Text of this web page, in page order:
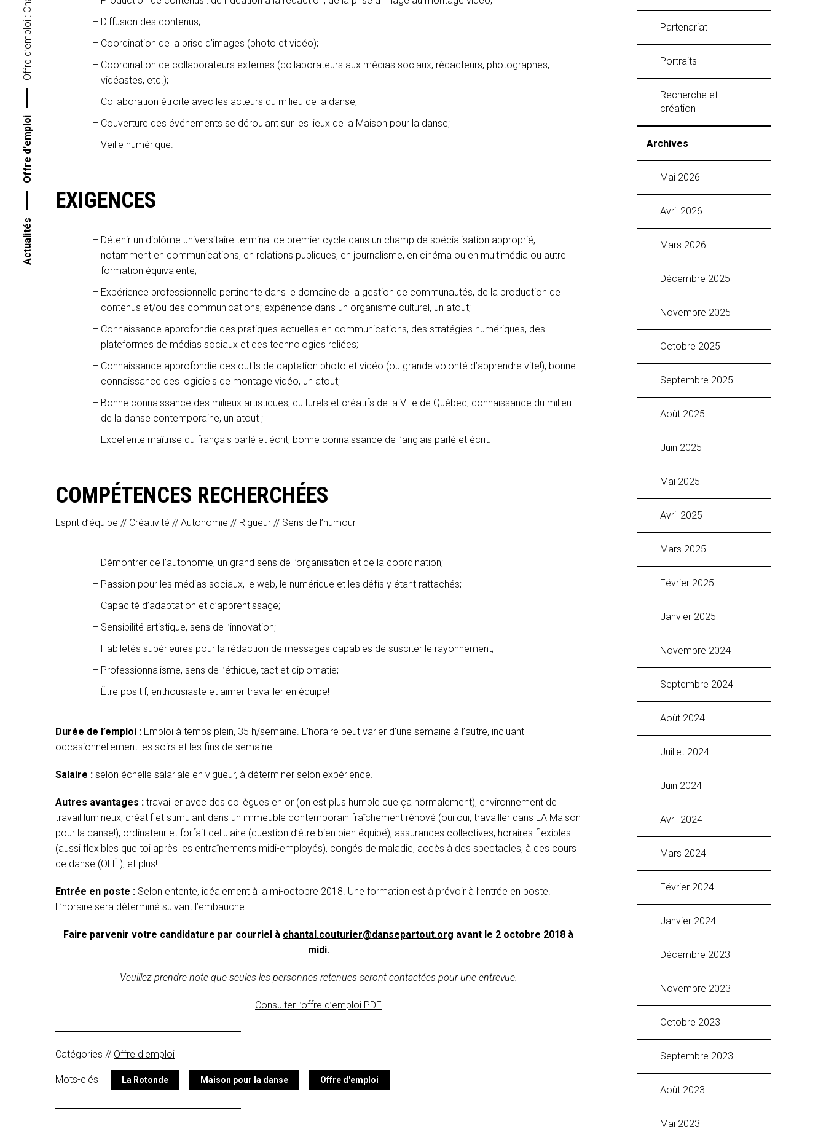
Actualités
Offre d'emploi
Diffusion des contenus;
Coordination de la prise d’images (photo et vidéo);
Coordination de collaborateurs externes (collaborateurs aux médias sociaux, rédacteurs, photographes,
vidéastes, etc.);
Collaboration étroite avec les acteurs du milieu de la danse;
Couverture des événements se déroulant sur les lieux de la Maison pour la danse;
Veille numérique.
EXIGENCES
Détenir un diplôme universitaire terminal de premier cycle dans un champ de spécialisation approprié,
notamment en communications, en relations publiques, en journalisme, en cinéma ou en multimédia ou autre
formation équivalente;
Expérience professionnelle pertinente dans le domaine de la gestion de communautés, de la production de
contenus et/ou des communications; expérience dans un organisme culturel, un atout;
Connaissance approfondie des pratiques actuelles en communications, des stratégies numériques, des
plateformes de médias sociaux et des technologies reliées;
Connaissance approfondie des outils de captation photo et vidéo (ou grande volonté d’apprendre vite!); bonne
connaissance des logiciels de montage vidéo, un atout;
Bonne connaissance des milieux artistiques, culturels et créatifs de la Ville de Québec, connaissance du milieu
de la danse contemporaine, un atout ;
Excellente maîtrise du français parlé et écrit; bonne connaissance de l’anglais parlé et écrit.
COMPÉTENCES RECHERCHÉES
Esprit d’équipe // Créativité // Autonomie // Rigueur // Sens de l’humour
Démontrer de l’autonomie, un grand sens de l’organisation et de la coordination;
Passion pour les médias sociaux, le web, le numérique et les défis y étant rattachés;
Capacité d’adaptation et d’apprentissage;
Sensibilité artistique, sens de l’innovation;
Habiletés supérieures pour la rédaction de messages capables de susciter le rayonnement;
Professionnalisme, sens de l’éthique, tact et diplomatie;
Être positif, enthousiaste et aimer travailler en équipe!
Durée de l’emploi : Emploi à temps plein, 35 h/semaine. L’horaire peut varier d’une semaine à l’autre, incluant
occasionnellement les soirs et les fins de semaine.
Salaire : selon échelle salariale en vigueur, à déterminer selon expérience.
Autres avantages : travailler avec des collègues en or (on est plus humble que ça normalement), environnement de
travail lumineux, créatif et stimulant dans un immeuble contemporain fraîchement rénové (oui oui, travailler dans LA Maison
pour la danse!), ordinateur et forfait cellulaire (question d’être bien bien équipé), assurances collectives, horaires flexibles
(aussi flexibles que toi après les entraînements midi-employés), congés de maladie, accès à des spectacles, à des cours
de danse (OLÉ!), et plus!
Entrée en poste : Selon entente, idéalement à la mi-octobre 2018. Une formation est à prévoir à l’entrée en poste.
L’horaire sera déterminé suivant l’embauche.
Faire parvenir votre candidature par courriel à chantal.couturier@dansepartout.org avant le 2 octobre 2018 à
midi.
Veuillez prendre note que seules les personnes retenues seront contactées pour une entrevue.
Consulter l’offre d’emploi PDF
Catégories // Offre d'emploi
Mots-clés La Rotonde Maison pour la danse Offre d'emploi
Partenariat
Portraits
Recherche et
création
Archives
mai 2026
avril 2026
mars 2026
décembre 2025
novembre 2025
octobre 2025
septembre 2025
août 2025
juin 2025
mai 2025
avril 2025
mars 2025
février 2025
janvier 2025
novembre 2024
septembre 2024
août 2024
juillet 2024
juin 2024
avril 2024
mars 2024
février 2024
janvier 2024
décembre 2023
novembre 2023
octobre 2023
septembre 2023
août 2023
mai 2023